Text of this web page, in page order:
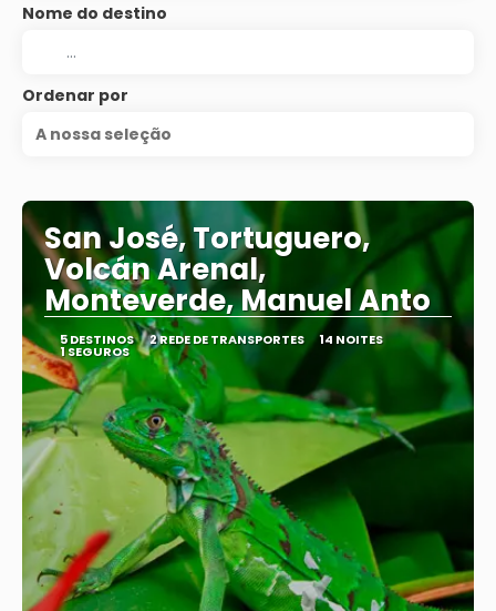
Nome do destino
Ordenar por
A nossa seleção
San José, Tortuguero,
Volcán Arenal,
Monteverde, Manuel Anto
5 DESTINOS 2 REDE DE TRANSPORTES 14 NOITES
1 SEGUROS